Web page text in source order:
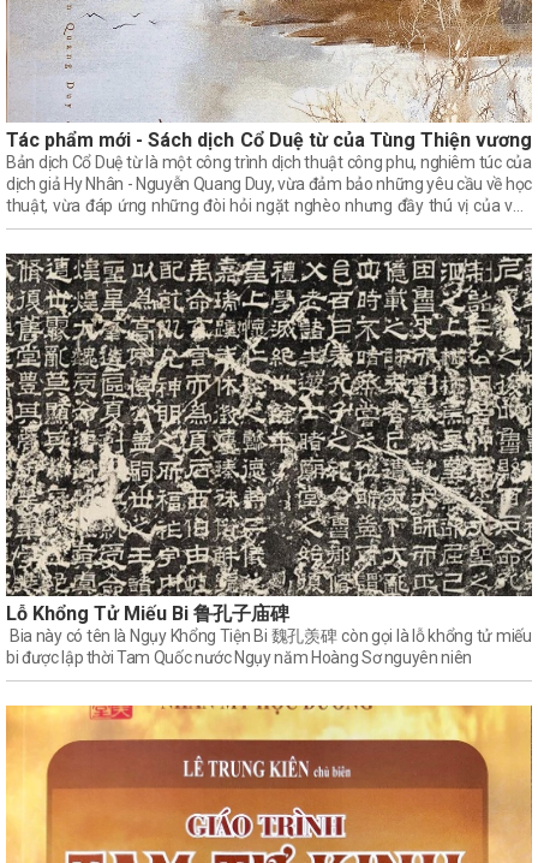
Tác phẩm mới - Sách dịch Cổ Duệ từ của Tùng Thiện vương
Bản dịch Cổ Duệ từ là một công trình dịch thuật công phu, nghiêm túc của
dịch giả Hy Nhân - Nguyễn Quang Duy, vừa đảm bảo những yêu cầu về học
thuật, vừa đáp ứng những đòi hỏi ngặt nghèo nhưng đầy thú vị của văn
chương; vì thế, rất có ý nghĩa đối với việc nghiên cứu về từ học của Việt
Lỗ Khổng Tử Miếu Bi 鲁孔子庙碑
Bia này có tên là Ngụy Khổng Tiện Bi 魏孔羡碑 còn gọi là lỗ khổng tử miếu
bi được lập thời Tam Quốc nước Ngụy năm Hoàng Sơ nguyên niên